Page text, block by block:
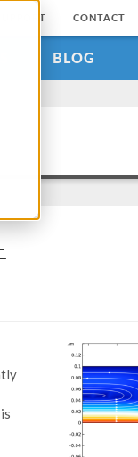
SUPPORT CONTACT
BLOG